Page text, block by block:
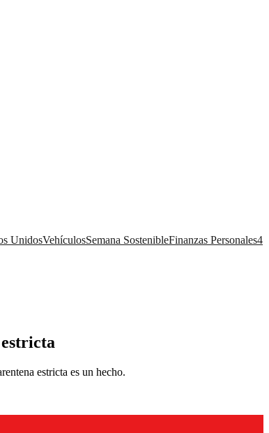
UnidosVehículosSemana SostenibleFinanzas Personales4
estricta es un hecho.